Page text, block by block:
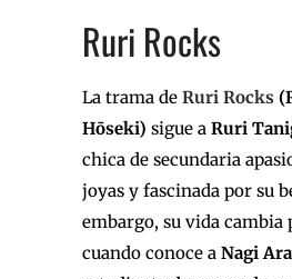
Ruri Rocks
La trama de Ruri Rocks
Hōseki) sigue a Ruri
chica de secundaria
joyas y fascinada por su
embargo, su vida cambia
cuando conoce a Nagi